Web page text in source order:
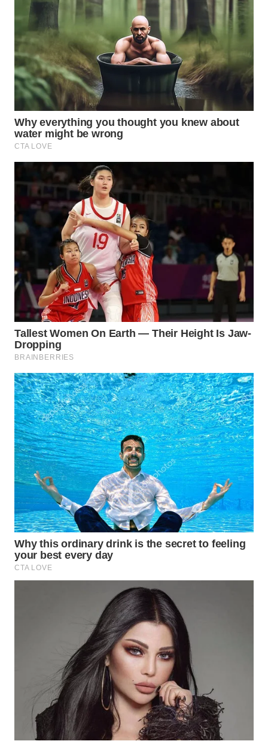
WN
NIAS
WN
LANGKAT
WN
TAPANULI
SELATAN
TANJUNG
LESUNG
WN
WN
SIMALUNGUN
WN
LABUHANBATU
WN
TAPANULI
TENGAH
WN DELI
SERDANG
WN
TEBING
TINGGI
WN
PAKPAK
WN
WN
DEPOK
WN